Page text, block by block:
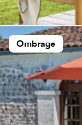
Ombrage